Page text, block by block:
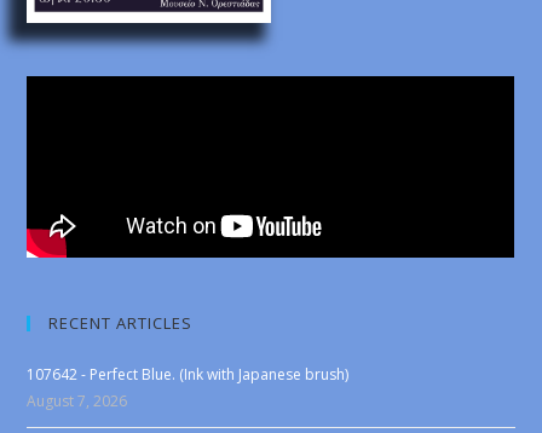
RECENT ARTICLES
107642 - Perfect Blue. (Ink with Japanese brush)
August 7, 2026